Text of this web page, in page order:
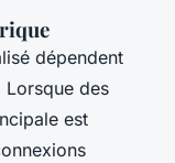
dépendent
Lorsque des
est